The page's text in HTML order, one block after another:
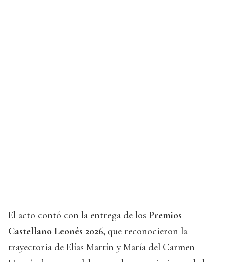
El acto contó con la entrega de los Premios
Castellano Leonés 2026, que reconocieron la
trayectoria de Elías Martín y María del Carmen